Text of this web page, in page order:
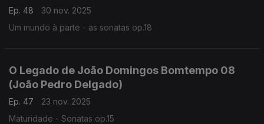
Ep. 48
30 nov. 2025
Um mundo à parte - as sonatas op.18
O Legado de João Domingos Bomtempo 08
(João Pedro Delgado)
Ep. 47
23 nov. 2025
Maturidade - Sonatas op.15